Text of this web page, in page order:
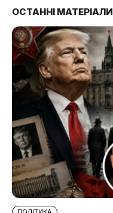
ОСТАННІ МАТЕРІАЛИ